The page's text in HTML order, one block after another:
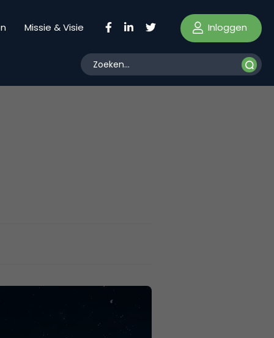
Missie & Visie Inloggen